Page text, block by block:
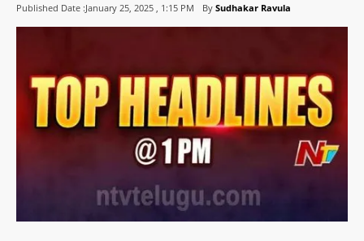
Published Date :January 25, 2025 , 1:15 PM By Sudhakar Ravula